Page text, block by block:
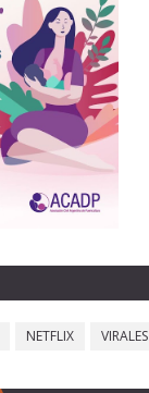
NETFLIX VIRALES